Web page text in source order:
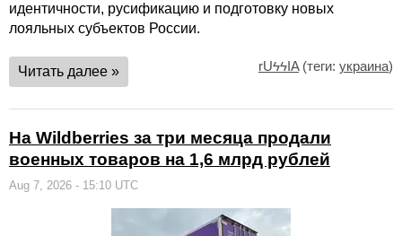
идентичности, русификацию и подготовку новых
лояльных субъектов России.
Читать далее » rUϟϟIA(теги: украина)
На Wildberries за три месяца продали
военных товаров на 1,6 млрд рублей
Aug 7, 2026 - 15:10 UTC